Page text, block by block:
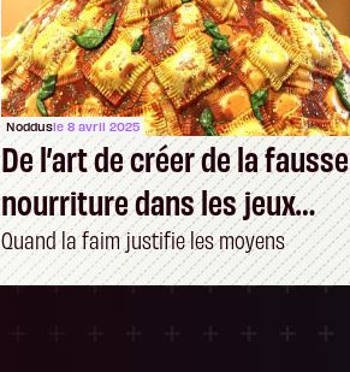
Noddusle 8 avril 2025
De l’art de créer de la fausse
nourriture dans les jeux
vidéo
Quand la faim justifie les moyens